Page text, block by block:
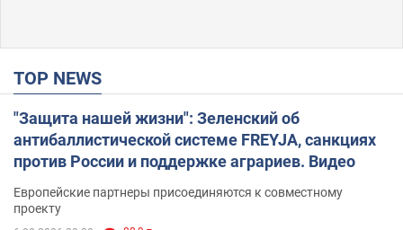
TOP NEWS
"Защита нашей жизни": Зеленский об
антибаллистической системе FREYJA, санкциях
против России и поддержке аграриев. Видео
Европейские партнеры присоединяются к совместному
проекту